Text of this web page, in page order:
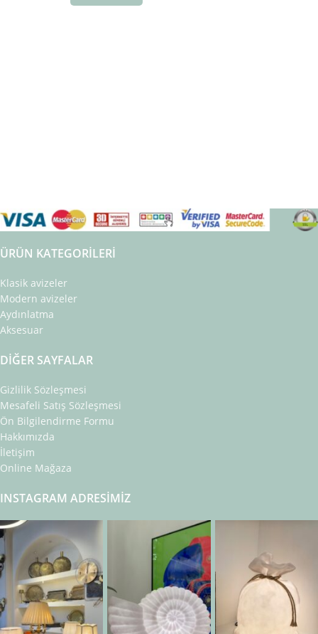
ÜRÜN KATEGORILERI
Klasik avizeler
Modern avizeler
Aydınlatma
Aksesuar
DIĞER SAYFALAR
Gizlilik Sözleşmesi
Mesafeli Satış Sözleşmesi
Ön Bilgilendirme Formu
Hakkımızda
İletişim
Online Mağaza
INSTAGRAM ADRESIMIZ